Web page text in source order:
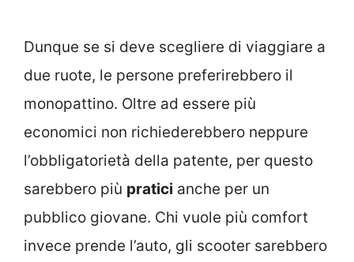
Dunque se si deve scegliere di viaggiare a
due ruote, le persone preferirebbero il
monopattino. Oltre ad essere più
economici non richiederebbero neppure
l’obbligatorietà della patente, per questo
sarebbero più pratici anche per un
pubblico giovane. Chi vuole più comfort
invece prende l’auto, gli scooter sarebbero